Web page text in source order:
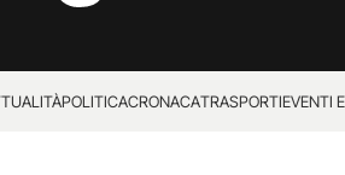
POLITICACRONACATRASPORTIEVENTI